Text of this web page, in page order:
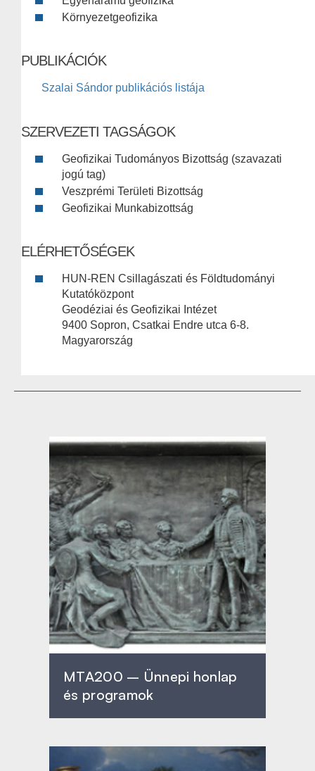
Környezetgeofizika
PUBLIKÁCIÓK
Szalai Sándor publikációs listája
SZERVEZETI TAGSÁGOK
Geofizikai Tudományos Bizottság (szavazati
jogú tag)
Veszprémi Területi Bizottság
Geofizikai Munkabizottság
ELÉRHETŐSÉGEK
HUN-REN Csillagászati és Földtudományi
Kutatóközpont
Geodéziai és Geofizikai Intézet
9400 Sopron, Csatkai Endre utca 6-8.
Magyarország
MTA200 – Ünnepi honlap
és programok